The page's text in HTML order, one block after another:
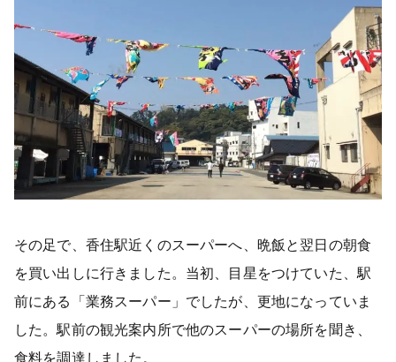
その足で、香住駅近くのスーパーへ、晩飯と翌日の朝食
を買い出しに行きました。当初、目星をつけていた、駅
前にある「業務スーパー」でしたが、更地になっていま
した。駅前の観光案内所で他のスーパーの場所を聞き、
食料を調達しました。